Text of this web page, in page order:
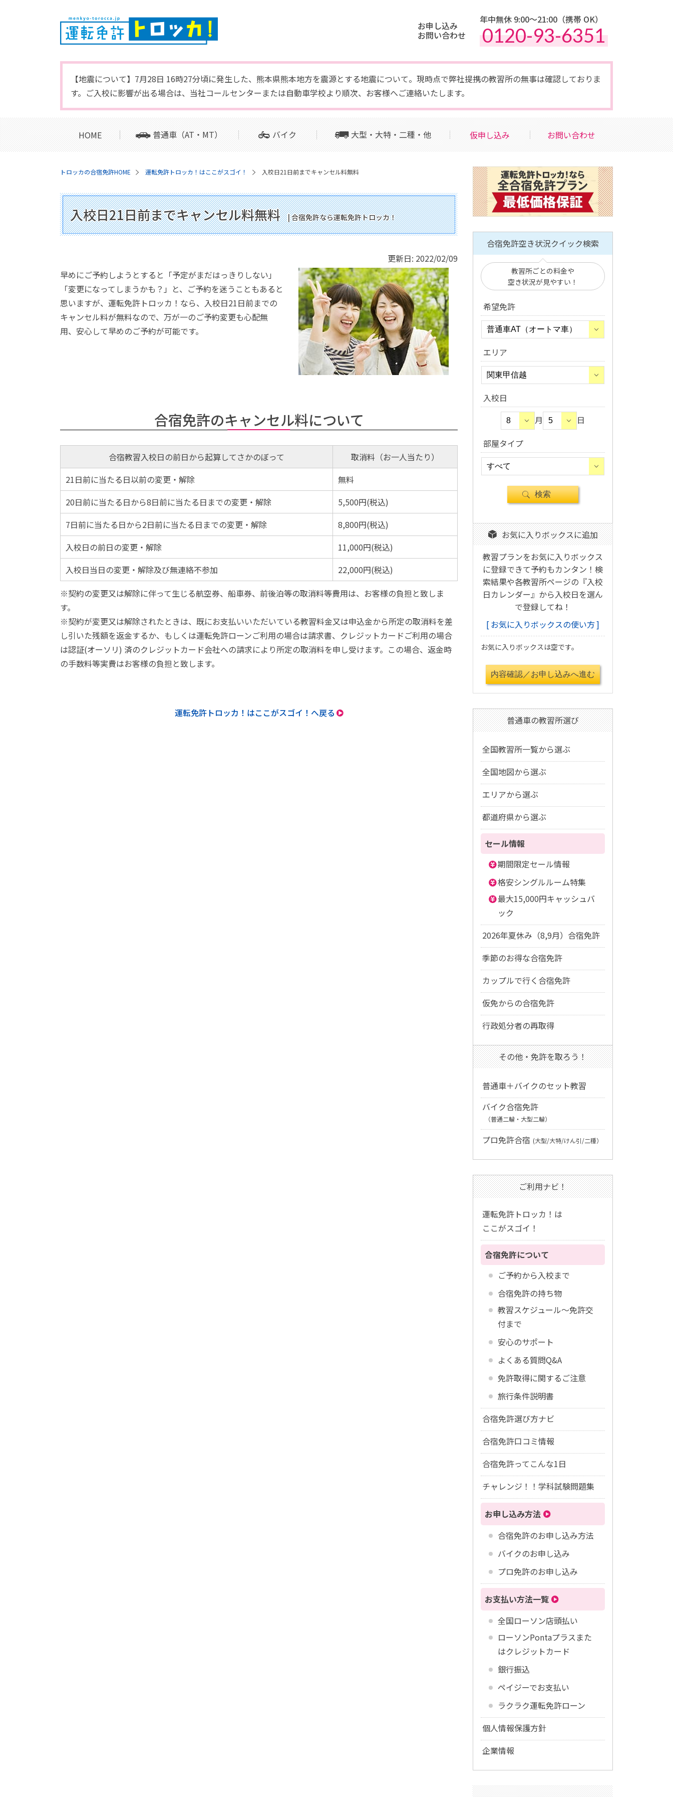
お申し込み
お問い合わせ
年中無休 9:00〜21:00（携帯 OK）
0120-93-6351
【地震について】7月28日 16時27分頃に発生した、熊本県熊本地方を震源とする地震について。現時点で弊社提携の教習所の無事は確認しておりま
す。ご入校に影響が出る場合は、当社コールセンターまたは自動車学校より順次、お客様へご連絡いたします。
HOME 普通車（AT・MT） バイク 大型・大特・二種・他 仮申し込み お問い合わせ
トロッカの合宿免許HOME 運転免許トロッカ！はここがスゴイ！ 入校日21日前までキャンセル料無料
入校日21日前までキャンセル料無料 | 合宿免許なら運転免許トロッカ！
更新日: 2022/02/09
早めにご予約しようとすると「予定がまだはっきりしない」
「変更になってしまうかも？」と、ご予約を迷うこともあると
思いますが、運転免許トロッカ！なら、入校日21日前までの
キャンセル料が無料なので、万が一のご予約変更も心配無
用、安心して早めのご予約が可能です。
合宿免許のキャンセル料について
合宿教習入校日の前日から起算してさかのぼって
取消料（お一人当たり）
21日前に当たる日以前の変更・解除
無料
20日前に当たる日から8日前に当たる日までの変更・解除
5,500円(税込)
7日前に当たる日から2日前に当たる日までの変更・解除
8,800円(税込)
入校日の前日の変更・解除
11,000円(税込)
入校日当日の変更・解除及び無連絡不参加
22,000円(税込)
※契約の変更又は解除に伴って生じる航空券、船車券、前後泊等の取消料等費用は、お客様の負担と致しま
す。
※契約が変更又は解除されたときは、既にお支払いいただいている教習料金又は申込金から所定の取消料を差
し引いた残額を返金するか、もしくは運転免許ローンご利用の場合は請求書、クレジットカードご利用の場合
は認証(オーソリ) 済のクレジットカード会社への請求により所定の取消料を申し受けます。この場合、返金時
の手数料等実費はお客様の負担と致します。
運転免許トロッカ！はここがスゴイ！へ戻る
合宿免許空き状況クイック検索
教習所ごとの料金や
空き状況が見やすい！
希望免許
エリア
入校日
月
日
部屋タイプ
お気に入りボックスに追加
教習プランをお気に入りボックス
に登録できて予約もカンタン！検
索結果や各教習所ページの『入校
日カレンダー』から入校日を選ん
で登録してね！
お気に入りボックスの使い方
お気に入りボックスは空です。
普通車の教習所選び
全国教習所一覧から選ぶ
全国地図から選ぶ
エリアから選ぶ
都道府県から選ぶ
セール情報
期間限定セール情報
格安シングルルーム特集
最大15,000円キャッシュバ
ック
2026年夏休み（8,9月）合宿免許
季節のお得な合宿免許
カップルで行く合宿免許
仮免からの合宿免許
行政処分者の再取得
その他・免許を取ろう！
普通車＋バイクのセット教習
バイク合宿免許
（普通二輪・大型二輪）
プロ免許合宿 (大型/大特/けん引/二種）
ご利用ナビ！
運転免許トロッカ！は
ここがスゴイ！
合宿免許について
ご予約から入校まで
合宿免許の持ち物
教習スケジュール～免許交
付まで
安心のサポート
よくある質問Q&A
免許取得に関するご注意
旅行条件説明書
合宿免許選び方ナビ
合宿免許口コミ情報
合宿免許ってこんな1日
チャレンジ！！学科試験問題集
お申し込み方法
合宿免許のお申し込み方法
バイクのお申し込み
プロ免許のお申し込み
お支払い方法一覧
全国ローソン店頭払い
ローソンPontaプラスまた
はクレジットカード
銀行振込
ペイジーでお支払い
ラクラク運転免許ローン
個人情報保護方針
企業情報